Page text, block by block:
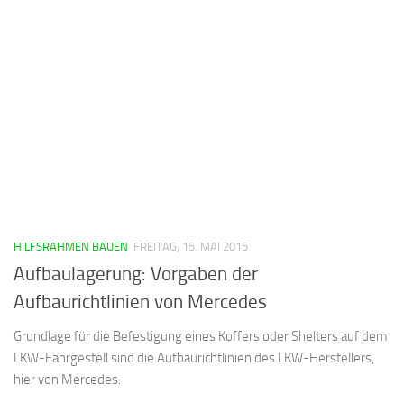
HILFSRAHMEN BAUEN FREITAG, 15. MAI 2015
Aufbaulagerung: Vorgaben der
Aufbaurichtlinien von Mercedes
Grundlage für die Befestigung eines Koffers oder Shelters auf dem
LKW-Fahrgestell sind die Aufbaurichtlinien des LKW-Herstellers,
hier von Mercedes.